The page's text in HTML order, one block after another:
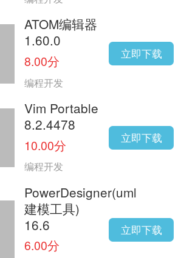
ATOM编辑器
1.60.0
8.00分
编程开发
立即下载
Vim Portable
8.2.4478
10.00分
编程开发
立即下载
PowerDesigner(uml
建模工具)
16.6
6.00分
立即下载